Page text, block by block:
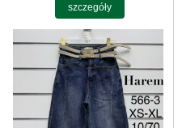
szczegóły